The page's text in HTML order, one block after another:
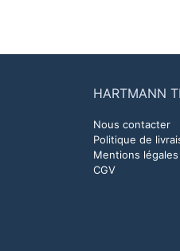
HARTMANN
Nous contacter
Politique de
Mentions légales
CGV